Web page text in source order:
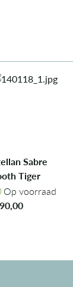
Sabre
Tiger
Op voorraad
Op voorraad
90,00